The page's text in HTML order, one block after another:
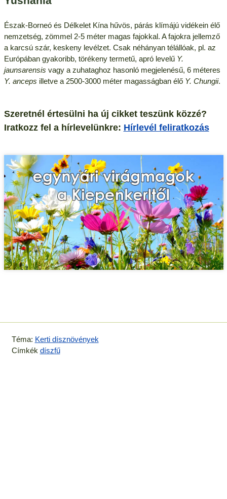
Észak-Borneó és Délkelet Kína hűvös, párás klímájú vidékein élő
nemzetség, zömmel 2-5 méter magas fajokkal. A fajokra jellemző
a karcsú szár, keskeny levélzet. Csak néhányan télállóak, pl. az
Európában gyakoribb, törékeny termetű, apró levelű Y.
jaunsarensis vagy a zuhataghoz hasonló megjelenésű, 6 méteres
Y. anceps illetve a 2500-3000 méter magasságban élő Y. Chungii.
Szeretnél értesülni ha új cikket teszünk közzé?
Iratkozz fel a hírlevelünkre: Hírlevél feliratkozás
Téma: Kerti dísznövények
Címkék díszfű